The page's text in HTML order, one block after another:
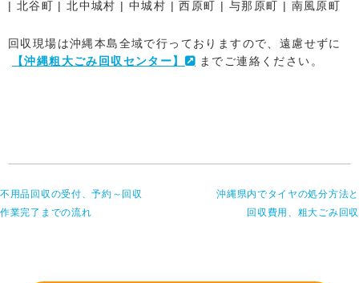
| 北谷町 | 北中城村 | 中城村 | 西原町 | 与那原町 | 南風原町
回収現場は沖縄本島全域で行っておりますので、遠慮せずに
【沖縄粗大ごみ回収センター】
までご連絡ください。
不用品回収の受付、予約～回収
作業完了までの流れ
沖縄県内でタイヤの処分方法と
回収費用、粗大ごみ回収